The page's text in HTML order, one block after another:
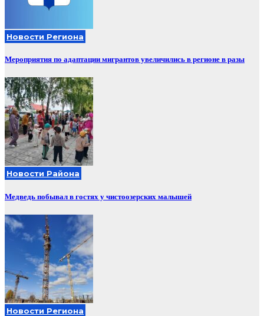
Новости Региона
Мероприятия по адаптации мигрантов увеличились в регионе в разы
Новости Района
Медведь побывал в гостях у чистоозерских малышей
Новости Региона